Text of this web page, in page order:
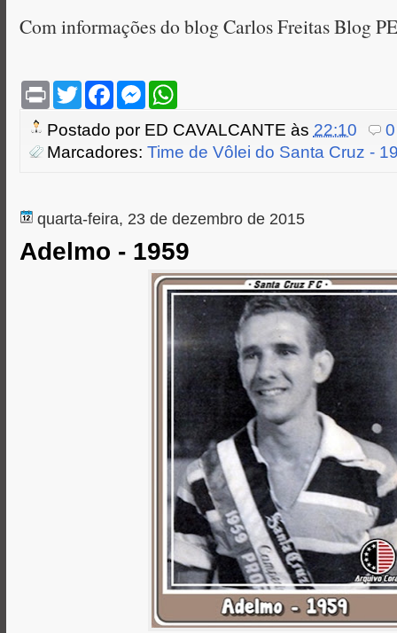
Com informações do blog Carlos Freitas Blog PE
P
n
t
T
w
t
e
F
e
b
o
M
s
e
n
W
t
A
Postado por ED CAVALCANTE às 22:10
Marcadores: Time de Vôlei do Santa Cruz -
quarta-feira, 23 de dezembro de 2015
Adelmo - 1959